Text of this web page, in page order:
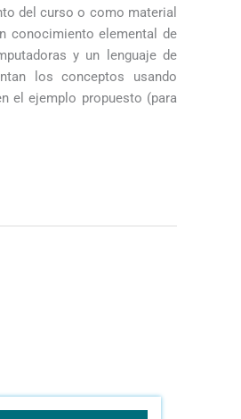
del curso o como material
conocimiento elemental de
y un lenguaje de
los conceptos usando
el ejemplo propuesto (para